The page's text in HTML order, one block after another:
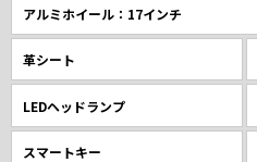
アルミホイール：17インチ
革シート
LEDヘッドランプ
スマートキー